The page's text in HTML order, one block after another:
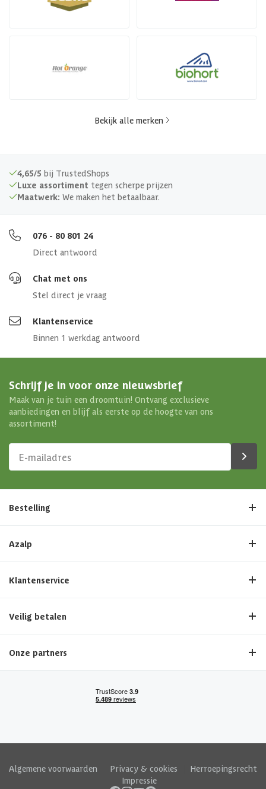
Bekijk alle merken
4,65/5 bij TrustedShops
Luxe assortiment tegen scherpe prijzen
Maatwerk: We maken het betaalbaar.
076 - 80 801 24
Direct antwoord
Chat met ons
Stel direct je vraag
Klantenservice
Binnen 1 werkdag antwoord
Schrijf je in voor onze nieuwsbrief
Maak van je tuin een droomtuin! Ontvang exclusieve
aanbiedingen en blijf als eerste op de hoogte van ons
assortiment!
Bestelling
Azalp
Klantenservice
Veilig betalen
Onze partners
Algemene voorwaarden Privacy & cookies
Herroepingsrecht
Impressie